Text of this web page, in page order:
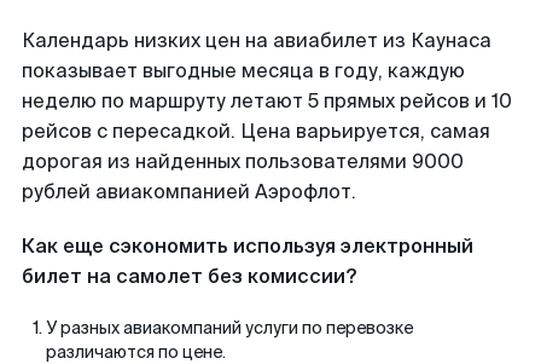
Календарь низких цен на авиабилет из Каунаса
показывает выгодные месяца в году, каждую
неделю по маршруту летают 5 прямых рейсов и 10
рейсов с пересадкой. Цена варьируется, самая
дорогая из найденных пользователями 9000
рублей авиакомпанией Аэрофлот.
Как еще сэкономить используя электронный
билет на самолет без комиссии?
У разных авиакомпаний услуги по перевозке
различаются по цене.